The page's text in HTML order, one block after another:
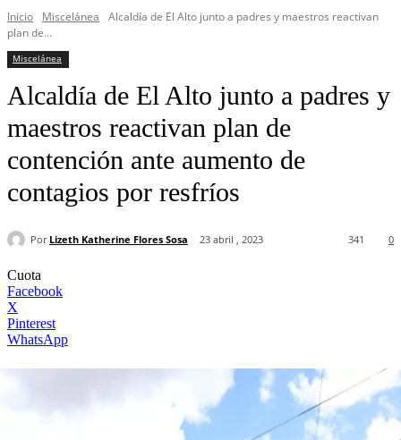
Inicio Miscelánea
Alcaldía de El Alto junto a padres y maestros reactivan
plan de...
Miscelánea
Alcaldía de El Alto junto a padres y
maestros reactivan plan de
contención ante aumento de
contagios por resfríos
Por Lizeth Katherine Flores Sosa 23 abril , 2023 0
341
Cuota
Facebook
X
Pinterest
WhatsApp